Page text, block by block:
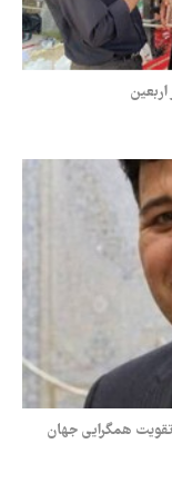
تقویت همگرایی جهان